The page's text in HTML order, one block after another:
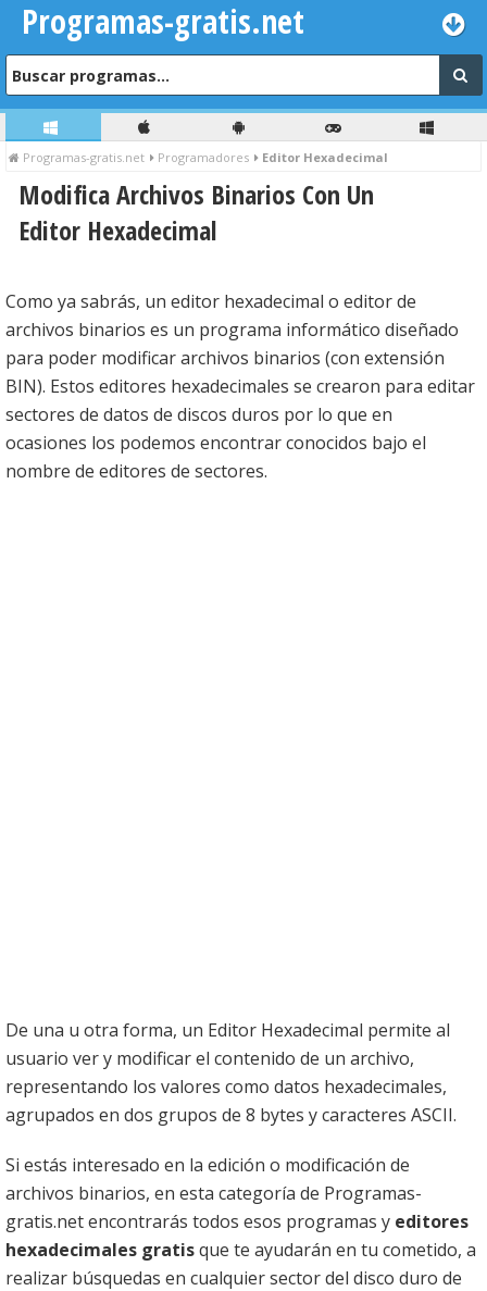
Programas-gratis.net
Programas-gratis.net Programadores Editor Hexadecimal
Modifica Archivos Binarios Con Un
Editor Hexadecimal
Como ya sabrás, un editor hexadecimal o editor de
archivos binarios es un programa informático diseñado
para poder modificar archivos binarios (con extensión
BIN). Estos editores hexadecimales se crearon para editar
sectores de datos de discos duros por lo que en
ocasiones los podemos encontrar conocidos bajo el
nombre de editores de sectores.
De una u otra forma, un Editor Hexadecimal permite al
usuario ver y modificar el contenido de un archivo,
representando los valores como datos hexadecimales,
agrupados en dos grupos de 8 bytes y caracteres ASCII.
Si estás interesado en la edición o modificación de
archivos binarios, en esta categoría de Programas-
gratis.net encontrarás todos esos programas y editores
hexadecimales gratisque te ayudarán en tu cometido, a
realizar búsquedas en cualquier sector del disco duro de